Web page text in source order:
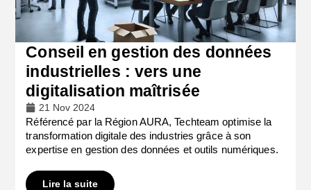
Conseil en gestion des données
industrielles : vers une
digitalisation maîtrisée
21 Nov 2024
Référencé par la Région AURA, Techteam optimise la
transformation digitale des industries grâce à son
expertise en gestion des données et outils numériques.
Lire la suite